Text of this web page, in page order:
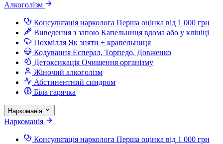
Алкоголізм
Консультація нарколога Перша оцінка від 1 000 грн
Виведення з запою Капельниця вдома або у клініці
Похмілля Як зняти + крапельниця
Кодування Есперал, Торпедо, Довженко
Детоксикація Очищення організму
Жіночий алкоголізм
Абстинентний синдром
Біла гарячка
Наркоманія
Наркоманія
Консультація нарколога Перша оцінка від 1 000 грн